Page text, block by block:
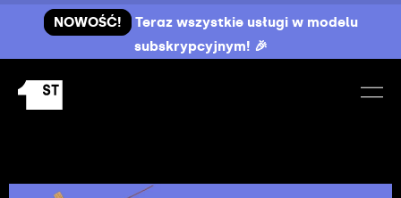
NOWOŚĆ!
Teraz wszystkie usługi w modelu
subskrypcyjnym! 🎉